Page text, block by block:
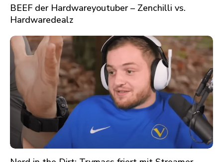
BEEF der Hardwareyoutuber – Zenchilli vs.
Hardwaredealz